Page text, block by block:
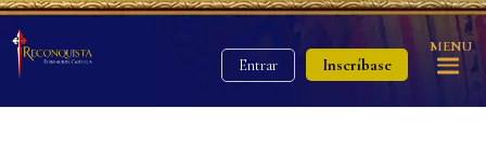
Entrar Inscríbase
MENU